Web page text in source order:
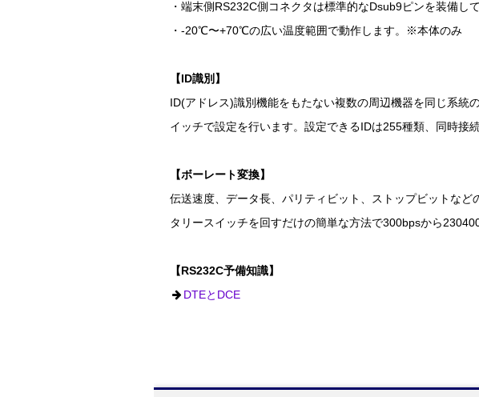
・端末側RS232C側コネクタは標準的なDsub9ピンを装備して
・-20℃〜+70℃の広い温度範囲で動作します。※本体のみ
【ID識別】
ID(アドレス)識別機能をもたない複数の周辺機器を同じ系
イッチで設定を行います。設定できるIDは255種類、同時接
【ボーレート変換】
伝送速度、データ長、パリティビット、ストップビットな
タリースイッチを回すだけの簡単な方法で300bpsから
【RS232C予備知識】
DTEとDCE